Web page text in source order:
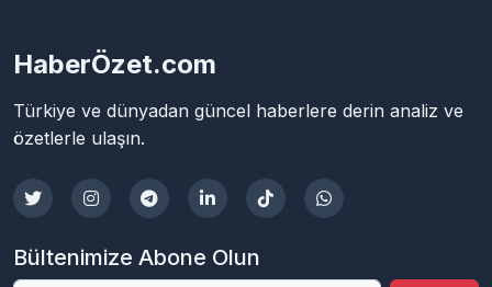
HaberÖzet.com
Türkiye ve dünyadan güncel haberlere derin analiz ve
özetlerle ulaşın.
Bültenimize Abone Olun